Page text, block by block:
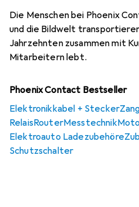
Die Menschen bei Phoenix
und die Bildwelt
Jahrzehnten zusammen mit
Mitarbeitern lebt.
Phoenix Contact Bestseller
Elektronikkabel + Stecker
RelaisRouterMesstechnik
Elektroauto Ladezubehöre
Schutzschalter